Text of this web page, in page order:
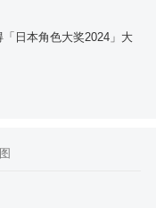
「日本角色大奖2024」大